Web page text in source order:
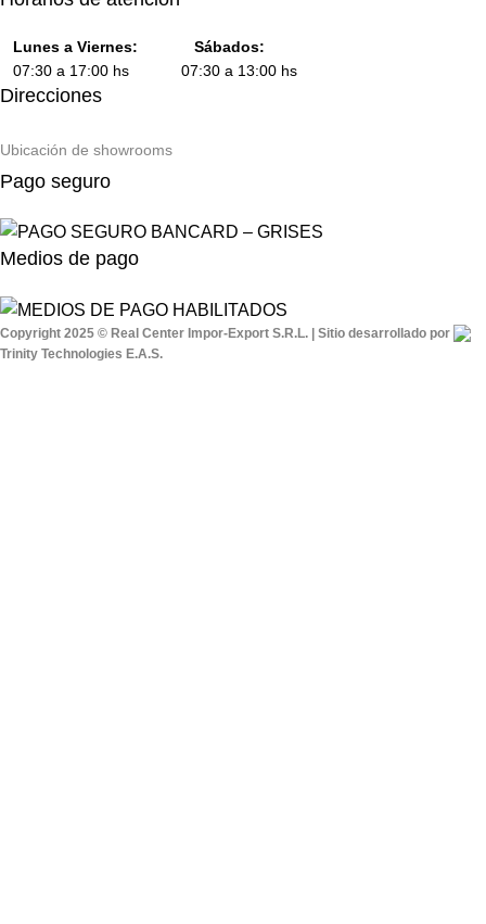
Lunes a Viernes:
Sábados:
07:30 a 17:00 hs 07:30 a 13:00 hs
Direcciones
Ubicación de showrooms
Pago seguro
Medios de pago
Copyright 2025 © Real Center Impor-Export S.R.L. | Sitio desarrollado por
Trinity Technologies E.A.S.